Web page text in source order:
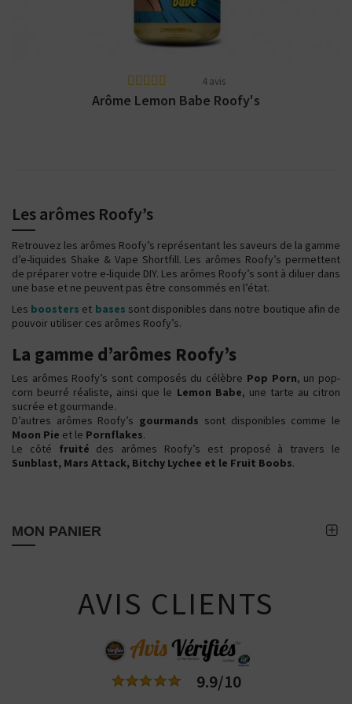
4 avis
Arôme Lemon Babe Roofy's
Les arômes Roofy’s
Retrouvez les arômes Roofy’s représentant les saveurs de la gamme
d’e-liquides Shake & Vape Shortfill. Les arômes Roofy’s permettent
de préparer votre e-liquide DIY. Les arômes Roofy’s sont à diluer dans
une base et ne peuvent pas être consommés en l’état.
Les boosters et bases sont disponibles dans notre boutique afin de
pouvoir utiliser ces arômes Roofy’s.
La gamme d’arômes Roofy’s
Les arômes Roofy’s sont composés du célèbre Pop Porn, un pop-
corn beurré réaliste, ainsi que le Lemon Babe, une tarte au citron
sucrée et gourmande.
D’autres arômes Roofy’s gourmands sont disponibles comme le
Moon Pie et le Pornflakes.
Le côté fruité des arômes Roofy’s est proposé à travers le
Sunblast, Mars Attack, Bitchy Lychee et le Fruit Boobs.
MON PANIER
AVIS CLIENTS
9.9/10